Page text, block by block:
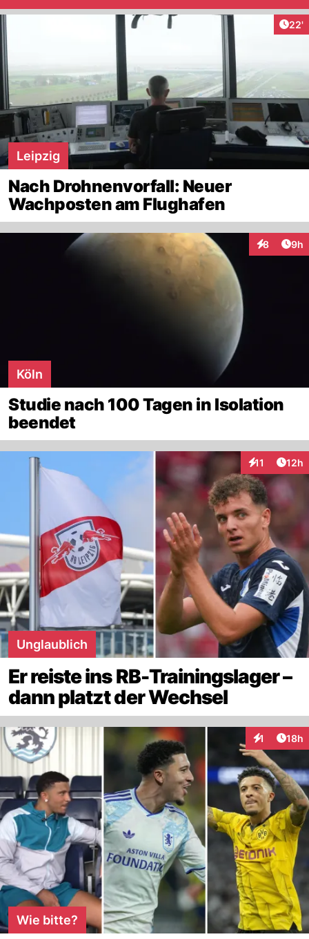
22'
Leipzig
Nach Drohnenvorfall: Neuer
Wachposten am Flughafen
8 9h
Köln
Studie nach 100 Tagen in Isolation
beendet
11
Interaktionen
12h
Unglaublich
Er reiste ins RB-Trainingslager –
dann platzt der Wechsel
1 18h
Wie bitte?